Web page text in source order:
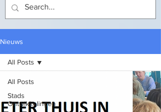
Nieuws
All Posts
Stads
Ontwikkelingen
All Posts